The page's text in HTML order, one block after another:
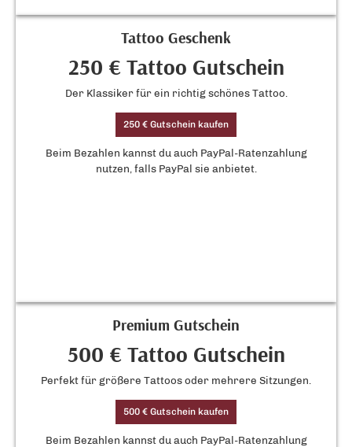
Tattoo Geschenk
250 € Tattoo Gutschein
Der Klassiker für ein richtig schönes Tattoo.
250 € Gutschein kaufen
Beim Bezahlen kannst du auch PayPal-Ratenzahlung
nutzen, falls PayPal sie anbietet.
Premium Gutschein
500 € Tattoo Gutschein
Perfekt für größere Tattoos oder mehrere Sitzungen.
500 € Gutschein kaufen
Beim Bezahlen kannst du auch PayPal-Ratenzahlung